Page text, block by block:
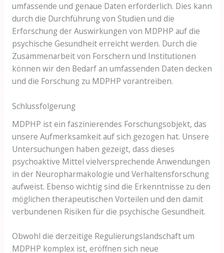
umfassende und genaue Daten erforderlich. Dies kann
durch die Durchführung von Studien und die
Erforschung der Auswirkungen von MDPHP auf die
psychische Gesundheit erreicht werden. Durch die
Zusammenarbeit von Forschern und Institutionen
können wir den Bedarf an umfassenden Daten decken
und die Forschung zu MDPHP vorantreiben.
Schlussfolgerung
MDPHP ist ein faszinierendes Forschungsobjekt, das
unsere Aufmerksamkeit auf sich gezogen hat. Unsere
Untersuchungen haben gezeigt, dass dieses
psychoaktive Mittel vielversprechende Anwendungen
in der Neuropharmakologie und Verhaltensforschung
aufweist. Ebenso wichtig sind die Erkenntnisse zu den
möglichen therapeutischen Vorteilen und den damit
verbundenen Risiken für die psychische Gesundheit.
Obwohl die derzeitige Regulierungslandschaft um
MDPHP komplex ist, eröffnen sich neue